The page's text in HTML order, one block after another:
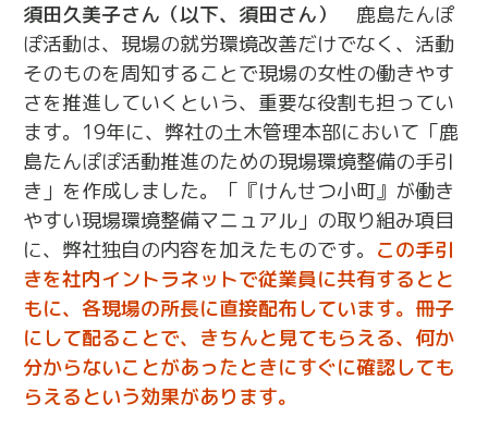
須田久美子さん（以下、須田さん）
鹿島たんぽ
ぽ活動は、現場の就労環境改善だけでなく、活動
そのものを周知することで現場の女性の働きやす
さを推進していくという、重要な役割も担ってい
ます。19年に、弊社の土木管理本部において「鹿
島たんぽぽ活動推進のための現場環境整備の手引
き」を作成しました。「『けんせつ小町』が働き
やすい現場環境整備マニュアル」の取り組み項目
に、弊社独自の内容を加えたものです。 この手引
きを社内イントラネットで従業員に共有するとと
もに、各現場の所長に直接配布しています。冊子
にして配ることで、きちんと見てもらえる、何か
分からないことがあったときにすぐに確認しても
らえるという効果があります。